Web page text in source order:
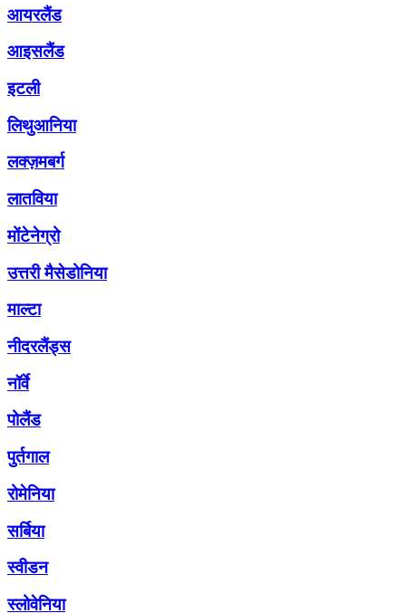
आयरलैंड
आइसलैंड
इटली
लिथुआनिया
लक्ज़मबर्ग
लातविया
मोंटेनेग्रो
उत्तरी मैसेडोनिया
माल्टा
नीदरलैंड्स
नॉर्वे
पोलैंड
पुर्तगाल
रोमेनिया
सर्बिया
स्वीडन
स्लोवेनिया